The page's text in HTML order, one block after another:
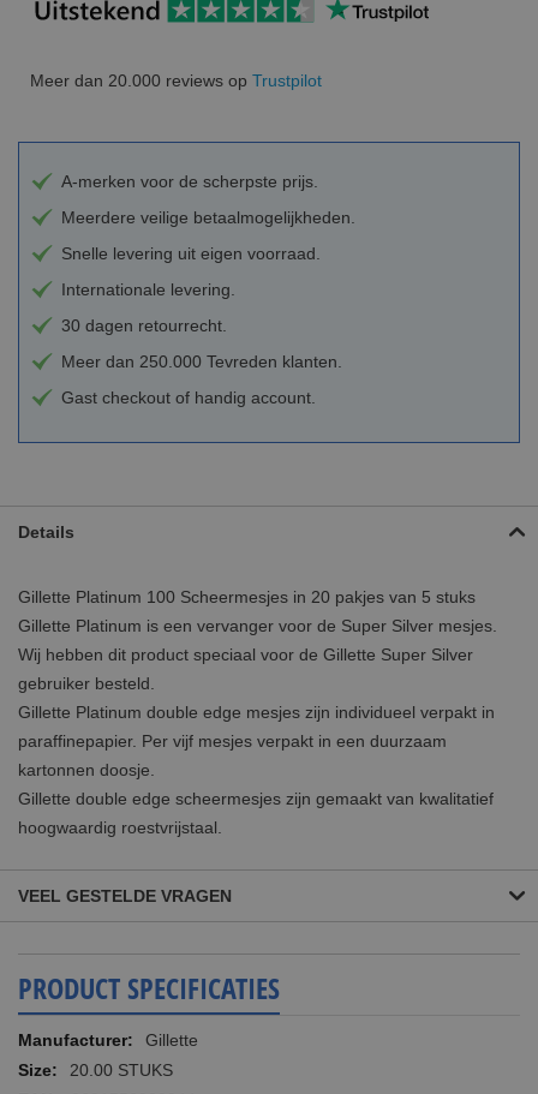
Meer dan 20.000 reviews op Trustpilot
A-merken voor de scherpste prijs.
Meerdere veilige betaalmogelijkheden.
Snelle levering uit eigen voorraad.
Internationale levering.
30 dagen retourrecht.
Meer dan 250.000 Tevreden klanten.
Gast checkout of handig account.
Details
Gillette Platinum 100 Scheermesjes in 20 pakjes van 5 stuks
Gillette Platinum is een vervanger voor de Super Silver mesjes.
Wij hebben dit product speciaal voor de Gillette Super Silver
gebruiker besteld.
Gillette Platinum double edge mesjes zijn individueel verpakt in
paraffinepapier. Per vijf mesjes verpakt in een duurzaam
kartonnen doosje.
Gillette double edge scheermesjes zijn gemaakt van kwalitatief
hoogwaardig roestvrijstaal.
VEEL GESTELDE VRAGEN
PRODUCT SPECIFICATIES
Meer
informatie
Gillette
20.00 STUKS